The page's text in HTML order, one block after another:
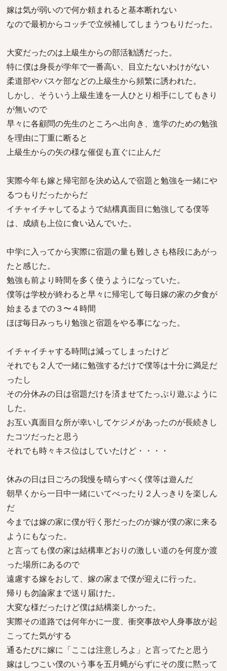
嫁は気が弱いので何か頼まれると基本断れない
なので最初からコッチで立候補してしまうつもりだった。
大変だったのは上級生からの部活勧誘だった。
特に僕は身長が学年で一番高い、目立たないわけがない
柔道部やバスケ部などの上級生から頻繁に誘われた。
しかし、そういう上級生達を一人ひとり相手にしてもきり
が無いので
早々に各顧問の先生のところへ出向き、進学のための勉強
を理由に丁重に断ると
上級生からの矢の様な催促も直ぐに止んだ
実際今年も嫁と帰宅部を決め込んで宿題と勉強を一緒にや
るつもりだったからだ
イチャイチャしてるようで結構真面目に勉強してる僕等
は、成績も上位に食い込んでいた。
中学に入ってから実際に宿題の量も難しさも格段にあがっ
たと感じた。
勉強も前より時間を多く使うようになっていた。
僕等は学校が終わると早々に帰宅して毎日嫁の家の夕食が
始まるまでの３〜４時間
ほぼ毎日みっちり勉強と宿題をやる事になった。
イチャイチャする時間は減ってしまったけど
それでも２人で一緒に勉強するだけで僕等は十分に満足だ
ったし
その分休みの日は宿題だけを済ませてたっぷり遊ぶように
した。
お互い真面目な所が幸いしてケジメがあったのが長続きし
たコツだったと思う
それでも時々キス位はしていたけど・・・・
休みの日は日ごろの我慢を晴らすべく僕等は遊んだ
朝早くから一日中一緒にいてべったり２人っきりを楽しん
だ
今までは嫁の家に僕が行く形だったのが嫁が僕の家に来る
ようにもなった。
と言っても僕の家は結構車どおりの激しい道のを何度か渡
った場所にあるので
遠慮する嫁をおして、嫁の家まで僕が迎えに行った。
帰りも勿論家まで送り届けた。
大変な様だったけど僕は結構楽しかった。
実際その道路では何年かに一度、衝突事故や人身事故が起
こってた気がする
通るたびに嫁に「ここは注意しろよ」と言ってたと思う
嫁はしつこい僕のいう事を五月蝿がらずにその度に黙って